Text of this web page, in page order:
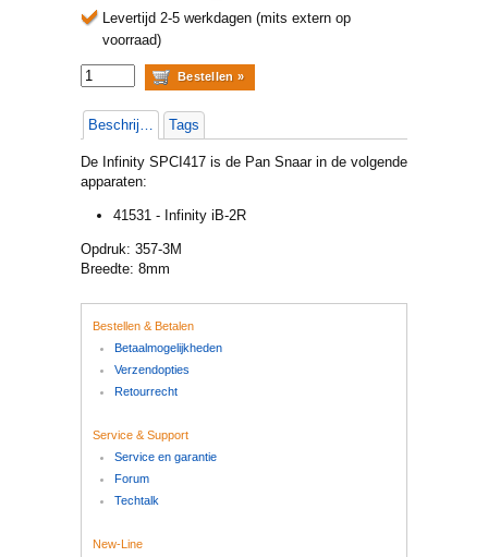
Levertijd 2-5 werkdagen (mits extern op
voorraad)
Beschrijving Tags
De Infinity SPCI417 is de Pan Snaar in de volgende
apparaten:
41531 - Infinity iB-2R
Opdruk: 357-3M
Breedte: 8mm
Bestellen & Betalen
Betaalmogelijkheden
Verzendopties
Retourrecht
Service & Support
Service en garantie
Forum
Techtalk
New-Line